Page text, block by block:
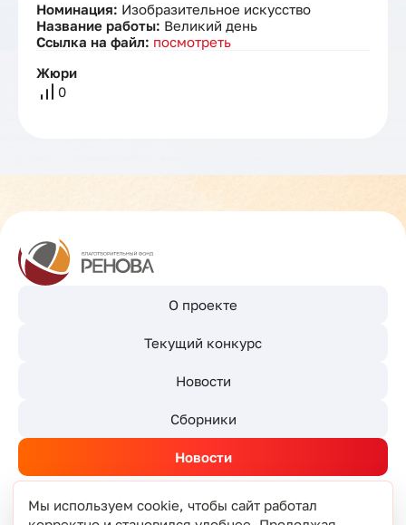
Номинация: Изобразительное искусство
Название работы: Великий день
Ссылка на файл: посмотреть
Жюри
0
О проекте
Текущий конкурс
Новости
Сборники
Новости
Мы используем cookie, чтобы сайт работал